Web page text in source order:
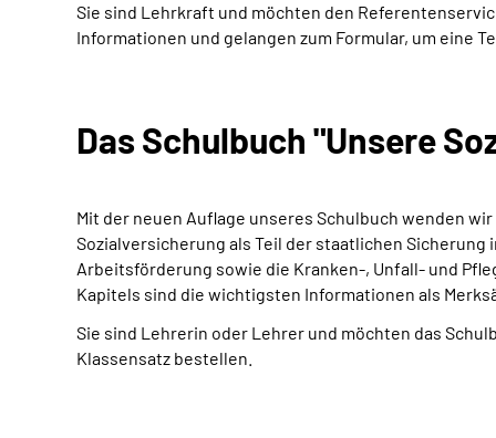
Sie sind Lehrkraft und möchten den
Informationen und gelangen zum Formular, um eine
Das Schulbuch "Unsere
Mit der neuen Auflage unseres Schulbuch wenden
Sozialversicherung als Teil der staatlichen
Arbeitsförderung sowie die Kranken-, Unfall- und
Kapitels sind die wichtigsten Informationen als
Sie sind Lehrerin oder Lehrer und möchten das
Klassensatz bestellen.